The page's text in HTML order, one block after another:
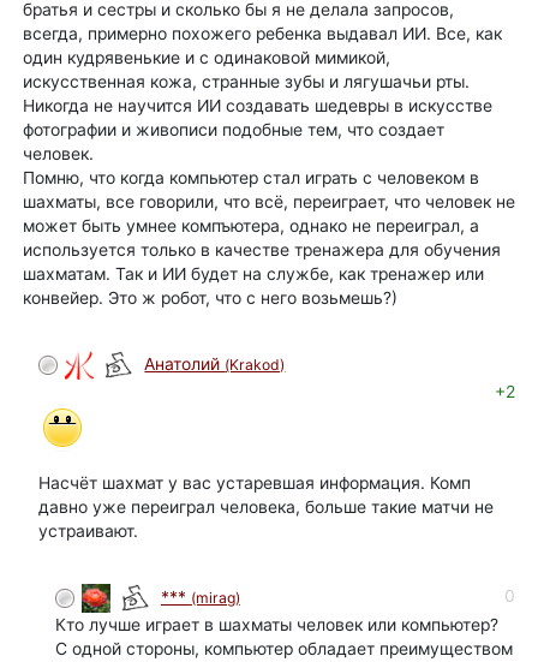
братья и сестры и сколько бы я не делала запросов,
всегда, примерно похожего ребенка выдавал ИИ. Все, как
один кудрявенькие и с одинаковой мимикой,
искусственная кожа, странные зубы и лягушачьи рты.
Никогда не научится ИИ создавать шедевры в искусстве
фотографии и живописи подобные тем, что создает
человек.
Помню, что когда компьютер стал играть с человеком в
шахматы, все говорили, что всё, переиграет, что человек не
может быть умнее компъютера, однако не переиграл, а
используется только в качестве тренажера для обучения
шахматам. Так и ИИ будет на службе, как тренажер или
конвейер. Это ж робот, что с него возьмешь?)
Анатолий (Krakod)
+2
Насчёт шахмат у вас устаревшая информация. Комп
давно уже переиграл человека, больше такие матчи не
устраивают.
*** (mirag)
0
Кто лучше играет в шахматы человек или компьютер?
С одной стороны, компьютер обладает преимуществом